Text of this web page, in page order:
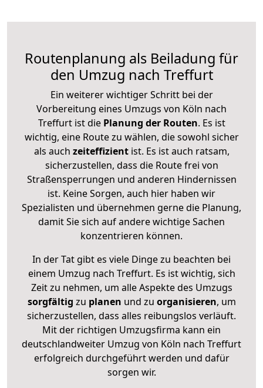
Routenplanung als Beiladung für
den Umzug nach Treffurt
Ein weiterer wichtiger Schritt bei der
Vorbereitung eines Umzugs von Köln nach
Treffurt ist diePlanung der Routen. Es ist
wichtig, eine Route zu wählen, die sowohl sicher
als auch zeiteffizientist. Es ist auch ratsam,
sicherzustellen, dass die Route frei von
Straßensperrungen und anderen Hindernissen
ist. Keine Sorgen, auch hier haben wir
Spezialisten und übernehmen gerne die Planung,
damit Sie sich auf andere wichtige Sachen
konzentrieren können.
In der Tat gibt es viele Dinge zu beachten bei
einem Umzug nach Treffurt. Es ist wichtig, sich
Zeit zu nehmen, um alle Aspekte des Umzugs
sorgfältig zu planen und zu organisieren, um
sicherzustellen, dass alles reibungslos verläuft.
Mit der richtigen Umzugsfirma kann ein
deutschlandweiter Umzug von Köln nach Treffurt
erfolgreich durchgeführt werden und dafür
sorgen wir.